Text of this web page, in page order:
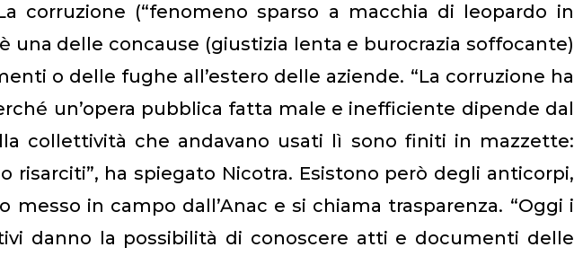
corruzione (“fenomeno sparso a macchia di leopardo in
una delle concause (giustizia lenta e burocrazia soffocante)
o delle fughe all’estero delle aziende. “La corruzione ha
un’opera pubblica fatta male e inefficiente dipende dal
collettività che andavano usati lì sono finiti in mazzette:
risarciti”, ha spiegato Nicotra. Esistono però degli anticorpi,
messo in campo dall’Anac e si chiama trasparenza. “Oggi i
danno la possibilità di conoscere atti e documenti delle